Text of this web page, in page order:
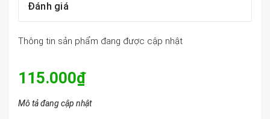
Đánh giá
Thông tin sản phẩm đang được cập nhật
115.000₫
Mô tả đang cập nhật